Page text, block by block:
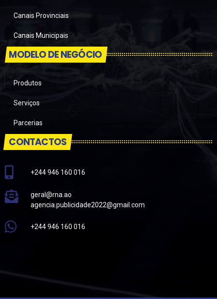
Canais Provinciais
Canais Municipais
MODELO DE NEGÓCIO
Produtos
Serviços
Parcerias
CONTACTOS
+244 946 160 016
geral@rna.ao
agencia.publicidade2022@gmail.com
+244 946 160 016